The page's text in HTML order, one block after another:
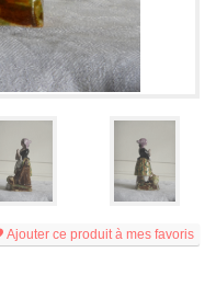
Ajouter ce produit à mes favoris